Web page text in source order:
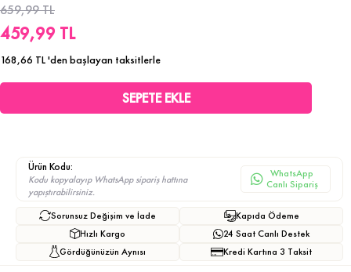
659,99 TL
459,99 TL
168,66 TL'den başlayan taksitlerle
Ürün Kodu:
Kodu kopyalayıp WhatsApp sipariş hattına
yapıştırabilirsiniz.
WhatsApp
Canlı Sipariş
Sorunsuz Değişim ve İade
Hızlı Kargo
Gördüğünüzün Aynısı
Kapıda Ödeme
24 Saat Canlı Destek
Kredi Kartına 3 Taksit